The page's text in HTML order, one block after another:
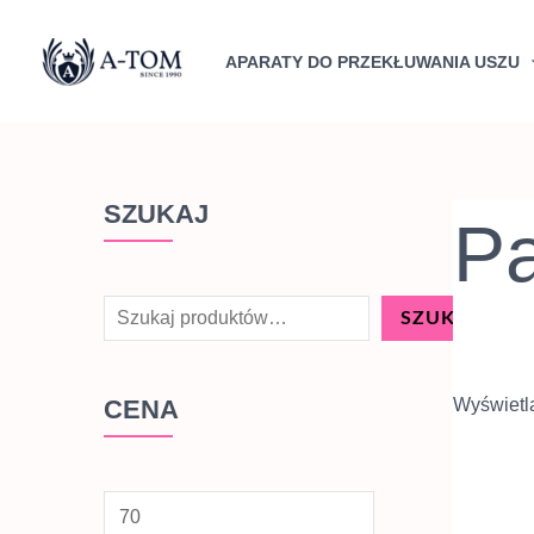
APARATY DO PRZEKŁUWANIA USZU
SZUKAJ
z
a
SZUKAJ
CENA
e
i
n
e